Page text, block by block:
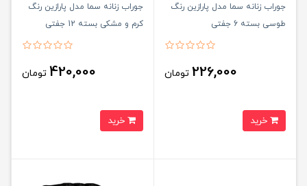
جوراب زنانه سما مدل پارازین رنگ
طوسی بسته 6 جفتی
226,000 تومان
جوراب زنانه سما مدل پارازین رنگ
کرم و مشکی بسته 12 جفتی
420,000 تومان